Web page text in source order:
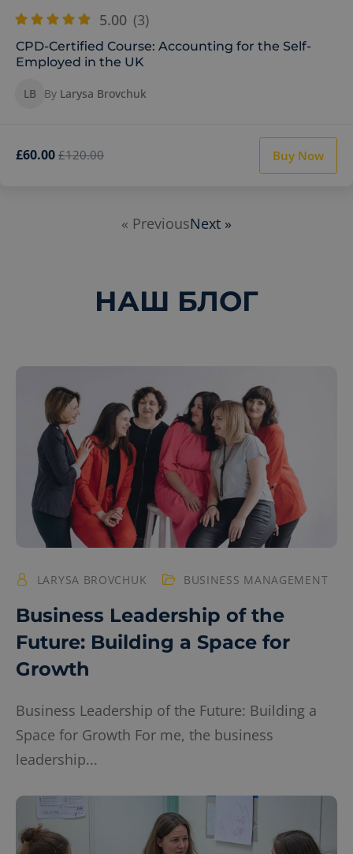
5.00 (3)
CPD-Certified Course: Accounting for the Self-
Employed in the UK
LB By Larysa Brovchuk
£60.00 £120.00 Buy Now
« PreviousNext »
НАШ БЛОГ
LARYSA BROVCHUK BUSINESS MANAGEMENT
Business Leadership of the
Future: Building a Space for
Growth
Business Leadership of the Future: Building a
Space for Growth For me, the business
leadership...